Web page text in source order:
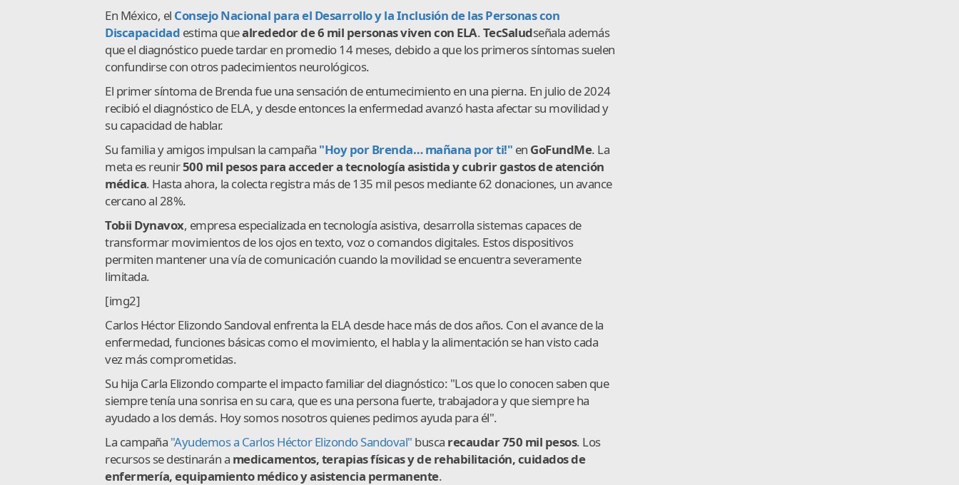
En México, el Consejo Nacional para el Desarrollo y la Inclusión de las Personas con
Discapacidad estima quealrededor de 6 mil personas viven con ELA.TecSaludseñala además
que el diagnóstico puede tardar en promedio 14 meses, debido a que los primeros síntomas suelen
confundirse con otros padecimientos neurológicos.
El primer síntoma de Brenda fue una sensación de entumecimiento en una pierna. En julio de 2024
recibió el diagnóstico de ELA, y desde entonces la enfermedad avanzó hasta afectar su movilidad y
su capacidad de hablar.
Su familia y amigos impulsan la campaña "Hoy por Brenda… mañana por ti!" en GoFundMe. La
meta es reunir500 mil pesos para acceder a tecnología asistida y cubrir gastos de atención
médica. Hasta ahora, la colecta registra más de 135 mil pesos mediante 62 donaciones, un avance
cercano al 28%.
Tobii Dynavox, empresa especializada en tecnología asistiva, desarrolla sistemas capaces de
transformar movimientos de los ojos en texto, voz o comandos digitales. Estos dispositivos
permiten mantener una vía de comunicación cuando la movilidad se encuentra severamente
limitada.
[img2]
Carlos Héctor Elizondo Sandoval enfrenta la ELA desde hace más de dos años. Con el avance de la
enfermedad, funciones básicas como el movimiento, el habla y la alimentación se han visto cada
vez más comprometidas.
Su hija Carla Elizondo comparte el impacto familiar del diagnóstico: "Los que lo conocen saben que
siempre tenía una sonrisa en su cara, que es una persona fuerte, trabajadora y que siempre ha
ayudado a los demás. Hoy somos nosotros quienes pedimos ayuda para él".
La campaña "Ayudemos a Carlos Héctor Elizondo Sandoval" busca recaudar 750 mil pesos. Los
recursos se destinarán a medicamentos, terapias físicas y de rehabilitación, cuidados de
enfermería, equipamiento médico y asistencia permanente.